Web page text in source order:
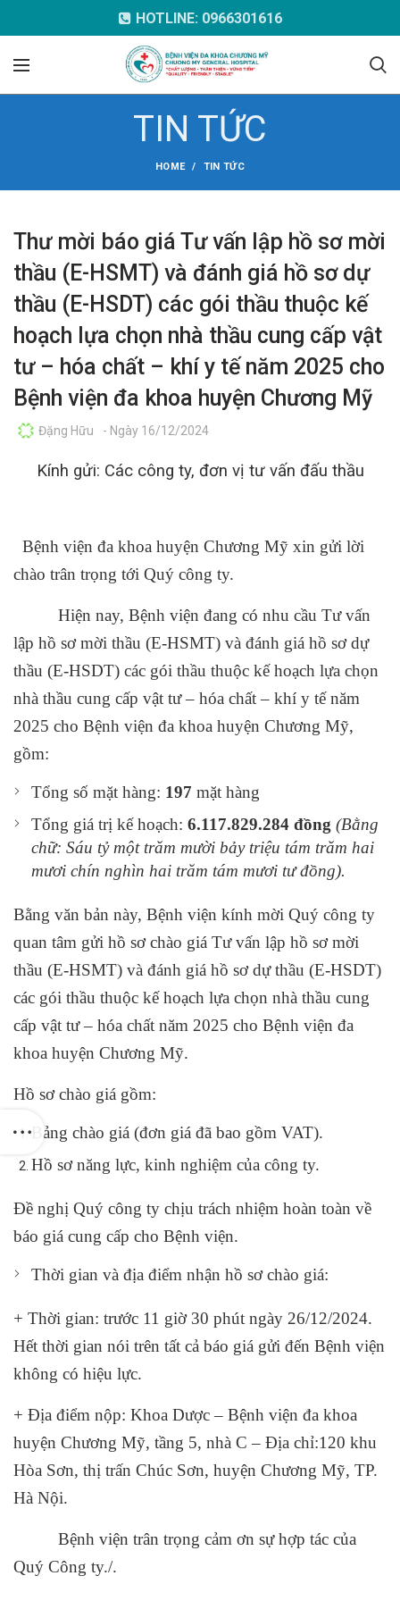
HOTLINE: 0966301616
TIN TỨC
HOME TIN TỨC
Thư mời báo giá Tư vấn lập hồ sơ mời
thầu (E-HSMT) và đánh giá hồ sơ dự
thầu (E-HSDT) các gói thầu thuộc kế
hoạch lựa chọn nhà thầu cung cấp vật
tư – hóa chất – khí y tế năm 2025 cho
Bệnh viện đa khoa huyện Chương Mỹ
Đặng Hữu - Ngày 16/12/2024
Kính gửi: Các công ty, đơn vị tư vấn đấu thầu
Bệnh viện đa khoa huyện Chương Mỹ xin gửi lời
chào trân trọng tới Quý công ty.
Hiện nay, Bệnh viện đang có nhu cầu Tư vấn
lập hồ sơ mời thầu (E-HSMT) và đánh giá hồ sơ dự
thầu (E-HSDT) các gói thầu thuộc kế hoạch lựa chọn
nhà thầu cung cấp vật tư – hóa chất – khí y tế năm
2025 cho Bệnh viện đa khoa huyện Chương Mỹ,
gồm:
Tổng số mặt hàng: 197 mặt hàng
Tổng giá trị kế hoạch: 6.117.829.284 đồng (Bằng
chữ: Sáu tỷ một trăm mười bảy triệu tám trăm hai
mươi chín nghìn hai trăm tám mươi tư đồng).
Bằng văn bản này, Bệnh viện kính mời Quý công ty
quan tâm gửi hồ sơ chào giá Tư vấn lập hồ sơ mời
thầu (E-HSMT) và đánh giá hồ sơ dự thầu (E-HSDT)
các gói thầu thuộc kế hoạch lựa chọn nhà thầu cung
cấp vật tư – hóa chất năm 2025 cho Bệnh viện đa
khoa huyện Chương Mỹ.
Hồ sơ chào giá gồm:
Bảng chào giá (đơn giá đã bao gồm VAT).
Hồ sơ năng lực, kinh nghiệm của công ty.
Đề nghị Quý công ty chịu trách nhiệm hoàn toàn về
báo giá cung cấp cho Bệnh viện.
Thời gian và địa điểm nhận hồ sơ chào giá:
+ Thời gian: trước 11 giờ 30 phút ngày 26/12/2024.
Hết thời gian nói trên tất cả báo giá gửi đến Bệnh viện
không có hiệu lực.
+ Địa điểm nộp: Khoa Dược – Bệnh viện đa khoa
huyện Chương Mỹ, tầng 5, nhà C – Địa chỉ:120 khu
Hòa Sơn, thị trấn Chúc Sơn, huyện Chương Mỹ, TP.
Hà Nội.
Bệnh viện trân trọng cảm ơn sự hợp tác của
Quý Công ty./.